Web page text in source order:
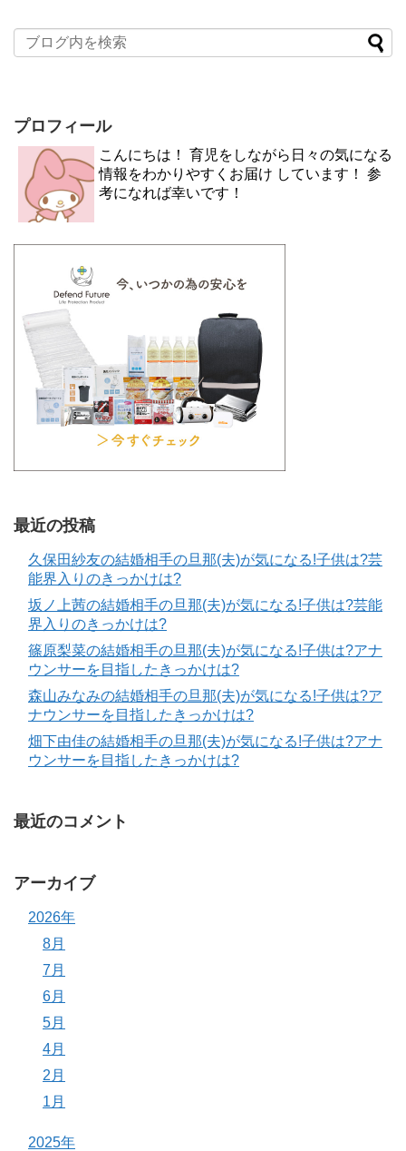
プロフィール
こんにちは！ 育児をしながら日々の気になる
情報をわかりやすくお届け しています！ 参
考になれば幸いです！
最近の投稿
久保田紗友の結婚相手の旦那(夫)が気になる!子供は?芸
能界入りのきっかけは?
坂ノ上茜の結婚相手の旦那(夫)が気になる!子供は?芸能
界入りのきっかけは?
篠原梨菜の結婚相手の旦那(夫)が気になる!子供は?アナ
ウンサーを目指したきっかけは?
森山みなみの結婚相手の旦那(夫)が気になる!子供は?ア
ナウンサーを目指したきっかけは?
畑下由佳の結婚相手の旦那(夫)が気になる!子供は?アナ
ウンサーを目指したきっかけは?
最近のコメント
アーカイブ
2026年
8月
7月
6月
5月
4月
2月
1月
2025年